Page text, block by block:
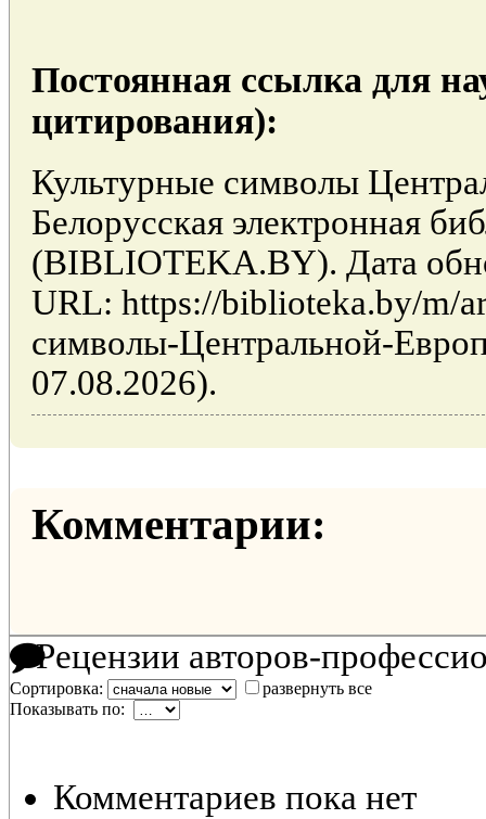
Постоянная ссылка для
цитирования):
Культурные символы
Белорусская электронная
(BIBLIOTEKA.BY). Дата
URL: https://biblioteka.by/m/
символы-Центральной-
07.08.2026).
Комментарии:
Рецензии авторов-
Сортировка:
развернуть все
Показывать по:
Комментариев пока нет